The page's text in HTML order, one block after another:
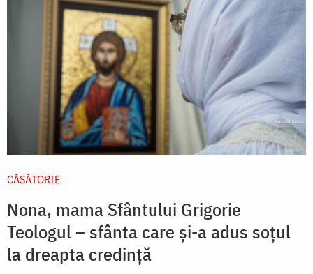
CĂSĂTORIE
Nona, mama Sfântului Grigorie
Teologul – sfânta care și-a adus soțul
la dreapta credință